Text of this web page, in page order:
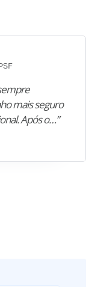
mais seguro
Após o…”